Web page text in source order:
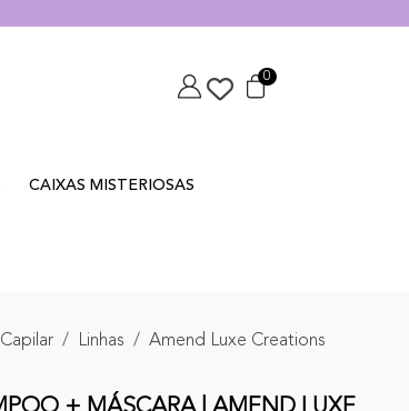
0
CAIXAS MISTERIOSAS
Linhas Amend Luxe Creations